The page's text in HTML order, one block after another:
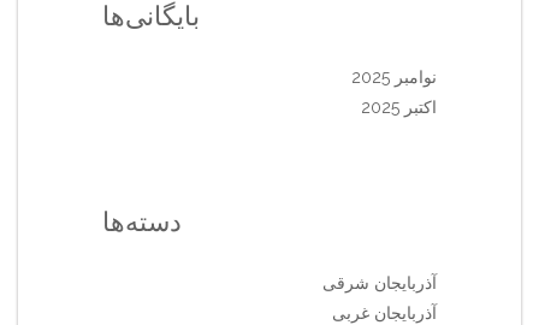
بایگانی‌ها
نوامبر 2025
اکتبر 2025
دسته‌ها
آذربایجان شرقی
آذربایجان غربی